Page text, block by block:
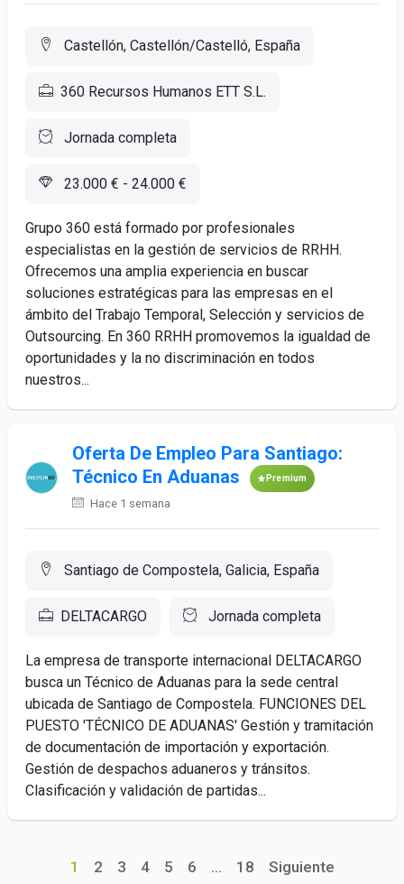
Castellón, Castellón/Castelló, España
360 Recursos Humanos ETT S.L.
Jornada completa
23.000 € - 24.000 €
Grupo 360 está formado por profesionales
especialistas en la gestión de servicios de RRHH.
Ofrecemos una amplia experiencia en buscar
soluciones estratégicas para las empresas en el
ámbito del Trabajo Temporal, Selección y servicios de
Outsourcing. En 360 RRHH promovemos la igualdad de
oportunidades y la no discriminación en todos
nuestros...
Oferta De Empleo Para Santiago:
Técnico En Aduanas
Premium
Hace 1 semana
Santiago de Compostela, Galicia, España
DELTACARGO Jornada completa
La empresa de transporte internacional DELTACARGO
busca un Técnico de Aduanas para la sede central
ubicada de Santiago de Compostela. FUNCIONES DEL
PUESTO 'TÉCNICO DE ADUANAS' Gestión y tramitación
de documentación de importación y exportación.
Gestión de despachos aduaneros y tránsitos.
Clasificación y validación de partidas...
1 2 3 4 5 6 ... 18 Siguiente